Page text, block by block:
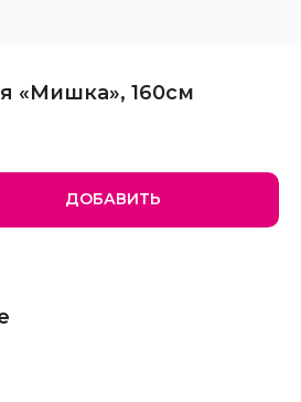
«Мишка», 160см
ДОБАВИТЬ